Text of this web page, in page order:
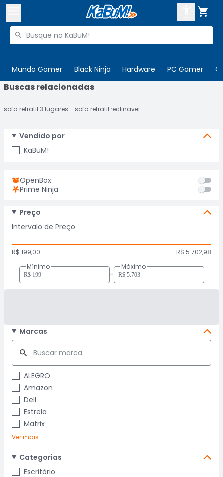

Buscar produtos

Mundo Gamer Black Ninja Hardware PC Gamer

 Departamentos
Cupons
Ativar tradutor em libras
ENTRE
Buscas relacionadas
sofa retratil 3 lugares sofa retratil reclinavel
Vendido por
KaBuM!
OpenBox
Prime Ninja
Preço
Intervalo de Preço
R$ 199,00
R$ 5.702,98
Mínimo
-
Máximo
Marcas
ALEGRO
Amazon
Dell
Estrela
Matrix
Ver mais
Categorias
Escritório